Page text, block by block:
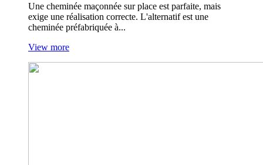
Une cheminée maçonnée sur place est parfaite, mais
exige une réalisation correcte. L'alternatif est une
cheminée préfabriquée à...
View more